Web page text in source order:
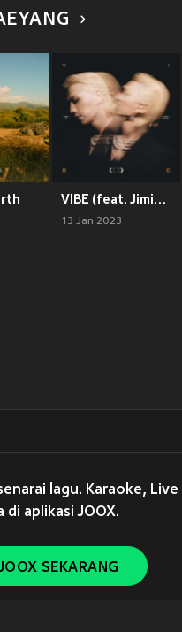
VIBE (feat. Jimin of BTS)
13 Jan 2023
lagu. Karaoke, Live
di aplikasi JOOX.
SEKARANG